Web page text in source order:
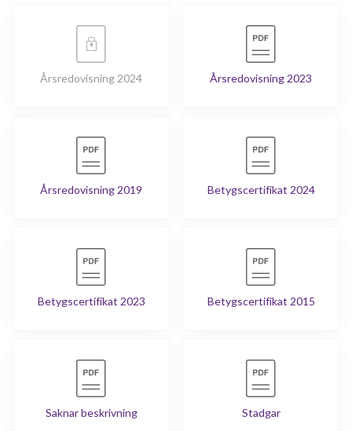
Årsredovisning 2024 Årsredovisning 2023
Årsredovisning 2019 Betygscertifikat 2024
Betygscertifikat 2023 Betygscertifikat 2015
Saknar beskrivning Stadgar